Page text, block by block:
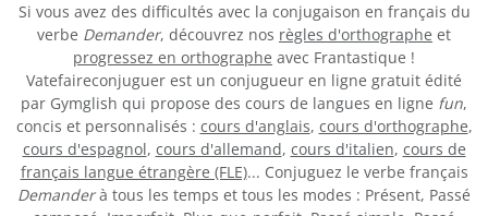
Si vous avez des difficultés avec la conjugaison en français du
verbe Demander, découvrez nos règles d'orthographe et
progressez en orthographe avec Frantastique !
Vatefaireconjuguer est un conjugueur en ligne gratuit édité
par Gymglish qui propose des cours de langues en ligne fun,
concis et personnalisés : cours d'anglais, cours d'orthographe,
cours d'espagnol, cours d'allemand, cours d'italien, cours de
français langue étrangère (FLE)... Conjuguez le verbe français
Demanderà tous les temps et tous les modes : Présent, Passé